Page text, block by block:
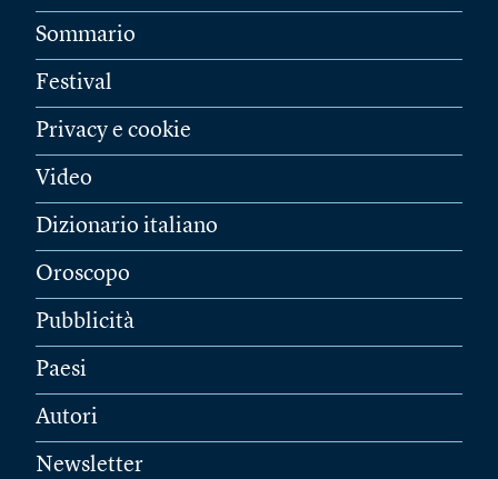
Sommario
Festival
Privacy e cookie
Video
Dizionario italiano
Oroscopo
Pubblicità
Paesi
Autori
Newsletter